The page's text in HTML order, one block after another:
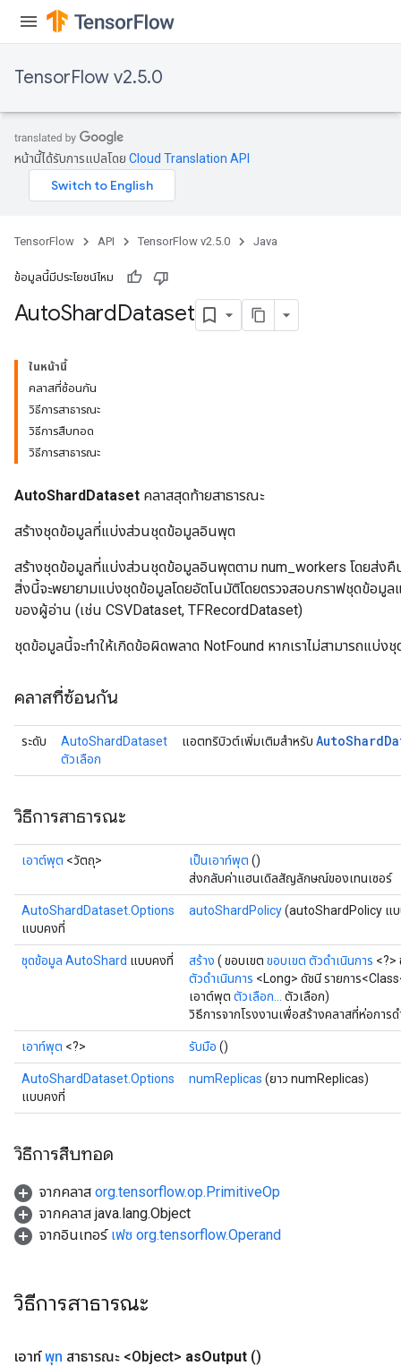
TensorFlow v2.5.0
หน้านี้ได้รับการแปลโดย Cloud Translation API
TensorFlow API TensorFlow v2.5.0 Java
ข้อมูลนี้มีประโยชน์ไหม
AutoShardDataset
ในหน้านี้
คลาสที่ซ้อนกัน
วิธีการสาธารณะ
วิธีการสืบทอด
วิธีการสาธารณะ
AutoShardDataset คลาสสุดท้ายสาธารณะ
สร้างชุดข้อมูลที่แบ่งส่วนชุดข้อมูลอินพุต
สร้างชุดข้อมูลที่แบ่งส่วนชุดข้อมูลอินพุตตาม num_workers โดยส่
สิ่งนี้จะพยายามแบ่งชุดข้อมูลโดยอัตโนมัติโดยตรวจสอบกราฟชุดข้อมู
ของผู้อ่าน (เช่น CSVDataset, TFRecordDataset)
ชุดข้อมูลนี้จะทำให้เกิดข้อผิดพลาด NotFound หากเราไม่สามารถแบ่ง
คลาสที่ซ้อนกัน
ระดับ
AutoShardDataset
ตัวเลือก
แอตทริบิวต์เพิ่มเติมสำหรับ AutoShard
วิธีการสาธารณะ
เอาต์พุต <วัตถุ> เป็นเอาท์พุต ()
ส่งกลับค่าแฮนเดิลสัญลักษณ์ของเทนเซอร์
AutoShardDataset.Options
แบบคงที่
autoShardPolicy(autoShardPolicy แ
ชุดข้อมูล AutoShard แบบคงที่ สร้าง ( ขอบเขต ขอบเขต ตัวดำเนินการ
ตัวดำเนินการ <Long> ดัชนี รายการ
เอาต์พุต ตัวเลือก...
ตัวเลือก)
วิธีการจากโรงงานเพื่อสร้างคลาสที่ห่อกา
เอาท์พุต <?> รับมือ ()
AutoShardDataset.Options
แบบคงที่
numReplicas (ยาว numReplicas)
วิธีการสืบทอด
จากคลาส org.tensorflow.op.PrimitiveOp
จากคลาส java.lang.Object
จากอินเทอร์ เฟซ org.tensorflow.Operand
วิธีการสาธารณะ
เอาท์พุท สาธารณะ <Object> asOutput ()